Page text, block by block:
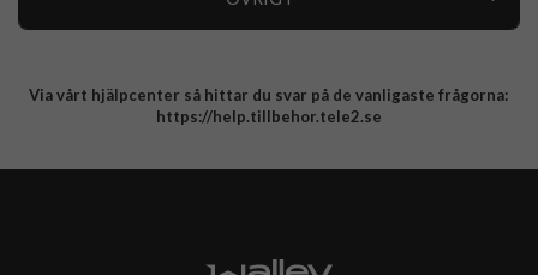
Integritetspolicy
Via vårt hjälpcenter så hittar du svar på de vanligaste frågorna:
https://help.tillbehor.tele2.se